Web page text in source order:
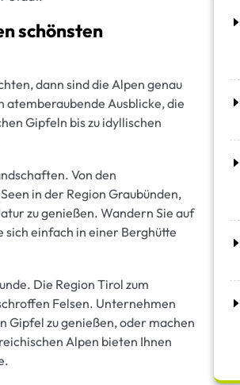
schönsten
dann sind die Alpen genau
Ausblicke, die
Gipfeln bis zu idyllischen
Von den
in der Region Graubünden,
zu genießen. Wandern Sie auf
sich einfach in einer Berghütte
Die Region Tirol zum
Felsen. Unternehmen
Gipfel zu genießen, oder machen
Alpen bieten Ihnen